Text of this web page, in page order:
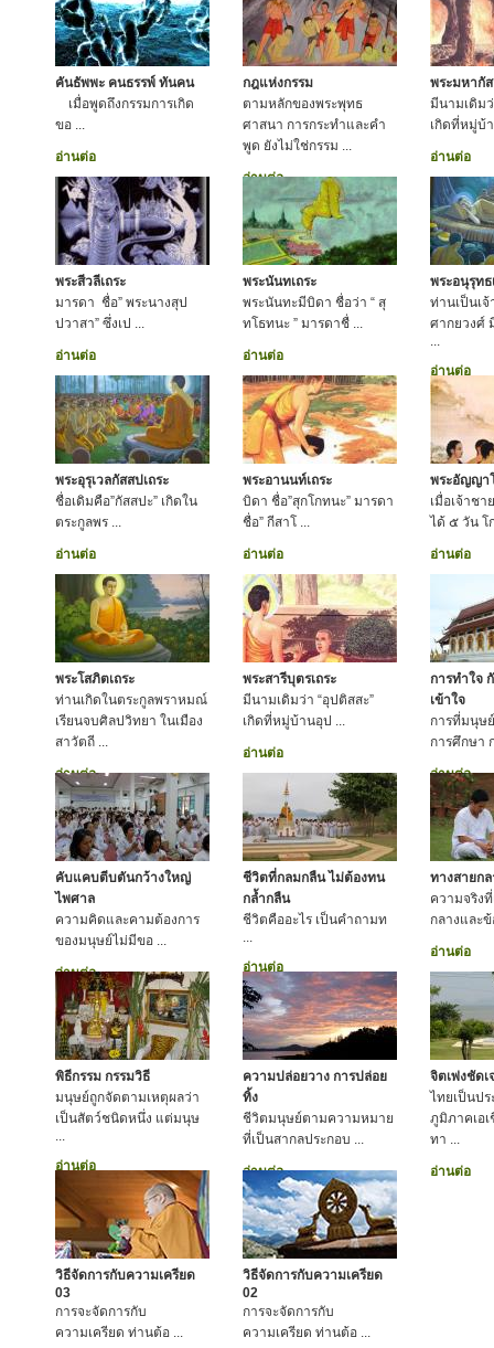
อ่านต่อ
คันธัพพะ คนธรรพ์ ทันคน
เมื่อพูดถึงกรรมการเกิด
ขอ ...
อ่านต่อ
กฎแห่งกรรม
ตามหลักของพระพุทธ
ศาสนา การกระทำและคำ
พูด ยังไม่ใช่กรรม ...
อ่านต่อ
พระมหากัส
มีนามเดิม
เกิดที่หมู่บ้
อ่านต่อ
พระสีวลีเถระ
มารดา ชื่อ” พระนางสุป
ปวาสา” ซึ่งเป ...
อ่านต่อ
พระนันทเถระ
พระนันทะมีบิดา ชื่อว่า “ สุ
ทโธทนะ ” มารดาชื่ ...
อ่านต่อ
พระอนุรุทธ
ท่านเป็นเ
ศากยวงศ์
...
อ่านต่อ
พระอุรุเวลกัสสปเถระ
ชื่อเดิมคือ”กัสสปะ” เกิดใน
ตระกูลพร ...
อ่านต่อ
พระอานนท์เถระ
บิดา ชื่อ”สุกโกทนะ” มารดา
ชื่อ” กีสาโ ...
อ่านต่อ
พระอัญญา
เมื่อเจ้าช
ได้ ๕ วัน
อ่านต่อ
พระโสภิตเถระ
ท่านเกิดในตระกูลพราหมณ์
เรียนจบศิลปวิทยา ในเมือง
สาวัตถี ...
อ่านต่อ
พระสารีบุตรเถระ
มีนามเดิมว่า “อุปติสสะ”
เกิดที่หมู่บ้านอุป ...
อ่านต่อ
การทำใจ
เข้าใจ
การที่มนุษ
การศึกษา
อ่านต่อ
คับแคบตีบตันกว้างใหญ่
ไพศาล
ความคิดและคามต้องการ
ของมนุษย์ไม่มีขอ ...
อ่านต่อ
ชีวิตที่กลมกลืน ไม่ต้องทน
กล้ำกลืน
ชีวิตคืออะไร เป็นคำถามท
...
อ่านต่อ
ทางสายกล
ความจริง
กลางและ
อ่านต่อ
พิธีกรรม กรรมวิธี
มนุษย์ถูกจัดตามเหตุผลว่า
เป็นสัตว์ชนิดหนึ่ง แต่มนุษ
...
อ่านต่อ
ความปล่อยวาง การปล่อย
ทิ้ง
ชีวิตมนุษย์ตามความหมาย
ที่เป็นสากลประกอบ ...
อ่านต่อ
จิตเพ่งชัด
ไทยเป็นปร
ภูมิภาคเอ
ทา ...
อ่านต่อ
วิธีจัดการกับความเครียด
03
การจะจัดการกับ
ความเครียด ท่านต้อ ...
วิธีจัดการกับความเครียด
02
การจะจัดการกับ
ความเครียด ท่านต้อ ...